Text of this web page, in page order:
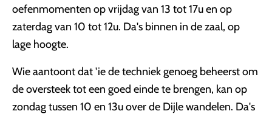
oefenmomenten op vrijdag van 13 tot 17u en op
zaterdag van 10 tot 12u. Da's binnen in de zaal, op
lage hoogte.
Wie aantoont dat 'ie de techniek genoeg beheerst om
de oversteek tot een goed einde te brengen, kan op
zondag tussen 10 en 13u over de Dijle wandelen. Da's